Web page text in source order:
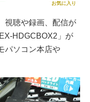
お気に入り
視聴や録画、配信が
HDGCBOX2」が
パソコン本店や